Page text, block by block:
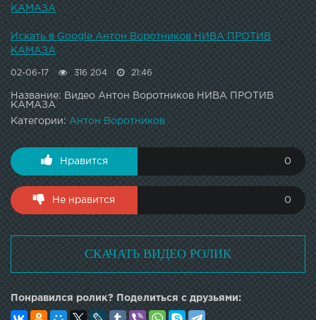
КАМАЗА
Искать в Google Антон Воротников НИВА ПРОТИВ
КАМАЗА
02-06-17 316 204 21:46
Название: Видео Антон Воротников НИВА ПРОТИВ
КАМАЗА
Категории: Антон Воротников
Нравится 0
Не нравится 0
СКАЧАТЬ ВИДЕО РОЛИК
Понравился ролик? Поделиться с друзьями: